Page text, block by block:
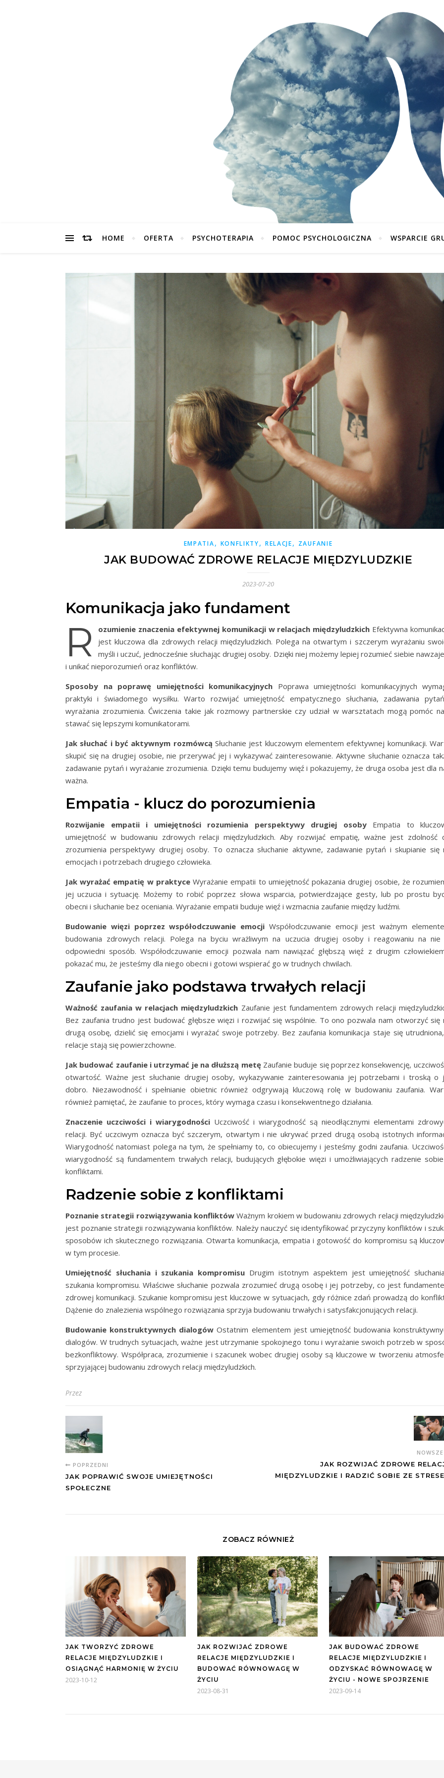
Wsparcie psychoterapeuty
HOME OFERTA PSYCHOTERAPIA POMOC PSYCHOLOGICZNA WSPARCIE
EMPATIA, KONFLIKTY, RELACJE, ZAUFANIE
JAK BUDOWAĆ ZDROWE RELACJE MIĘDZYLUDZKIE
2023-07-20
Komunikacja jako fundament
R ozumienie znaczenia efektywnej komunikacji w relacjach międzyludzkich Efektywna
jest kluczowa dla zdrowych relacji międzyludzkich. Polega na otwartym i szczerym wyrażaniu
myśli i uczuć, jednocześnie słuchając drugiej osoby. Dzięki niej możemy lepiej rozumieć siebie
i unikać nieporozumień oraz konfliktów.
Sposoby na poprawę umiejętności komunikacyjnych Poprawa umiejętności komunikacyjnych
praktyki i świadomego wysiłku. Warto rozwijać umiejętność empatycznego słuchania, zadawania
wyrażania zrozumienia. Ćwiczenia takie jak rozmowy partnerskie czy udział w warsztatach mogą pomóc
stawać się lepszymi komunikatorami.
Jak słuchać i być aktywnym rozmówcą Słuchanie jest kluczowym elementem efektywnej komunikacji.
skupić się na drugiej osobie, nie przerywać jej i wykazywać zainteresowanie. Aktywne słuchanie oznacza
zadawanie pytań i wyrażanie zrozumienia. Dzięki temu budujemy więź i pokazujemy, że druga osoba jest dla
ważna.
Empatia - klucz do porozumienia
Rozwijanie empatii i umiejętności rozumienia perspektywy drugiej osobyEmpatia to
umiejętność w budowaniu zdrowych relacji międzyludzkich. Aby rozwijać empatię, ważne jest zdolność
zrozumienia perspektywy drugiej osoby. To oznacza słuchanie aktywne, zadawanie pytań i skupianie się
emocjach i potrzebach drugiego człowieka.
Jak wyrażać empatię w praktyceWyrażanie empatii to umiejętność pokazania drugiej osobie, że
jej uczucia i sytuację. Możemy to robić poprzez słowa wsparcia, potwierdzające gesty, lub po prostu
obecni i słuchanie bez oceniania. Wyrażanie empatii buduje więź i wzmacnia zaufanie między ludźmi.
Budowanie więzi poprzez współodczuwanie emocji Współodczuwanie emocji jest ważnym
budowania zdrowych relacji. Polega na byciu wrażliwym na uczucia drugiej osoby i reagowaniu na
odpowiedni sposób. Współodczuwanie emocji pozwala nam nawiązać głębszą więź z drugim
pokazać mu, że jesteśmy dla niego obecni i gotowi wspierać go w trudnych chwilach.
Zaufanie jako podstawa trwałych relacji
Ważność zaufania w relacjach międzyludzkich Zaufanie jest fundamentem zdrowych relacji
Bez zaufania trudno jest budować głębsze więzi i rozwijać się wspólnie. To ono pozwala nam otworzyć się
drugą osobę, dzielić się emocjami i wyrażać swoje potrzeby. Bez zaufania komunikacja staje się
relacje stają się powierzchowne.
Jak budować zaufanie i utrzymać je na dłuższą metęZaufanie buduje się poprzez konsekwencję,
otwartość. Ważne jest słuchanie drugiej osoby, wykazywanie zainteresowania jej potrzebami i troską o
dobro. Niezawodność i spełnianie obietnic również odgrywają kluczową rolę w budowaniu zaufania.
również pamiętać, że zaufanie to proces, który wymaga czasu i konsekwentnego działania.
Znaczenie uczciwości i wiarygodności Uczciwość i wiarygodność są nieodłącznymi elementami
relacji. Być uczciwym oznacza być szczerym, otwartym i nie ukrywać przed drugą osobą istotnych
Wiarygodność natomiast polega na tym, że spełniamy to, co obiecujemy i jesteśmy godni zaufania.
wiarygodność są fundamentem trwałych relacji, budujących głębokie więzi i umożliwiających radzenie
konfliktami.
Radzenie sobie z konfliktami
Poznanie strategii rozwiązywania konfliktówWażnym krokiem w budowaniu zdrowych relacji
jest poznanie strategii rozwiązywania konfliktów. Należy nauczyć się identyfikować przyczyny konfliktów i
sposobów ich skutecznego rozwiązania. Otwarta komunikacja, empatia i gotowość do kompromisu są
w tym procesie.
Umiejętność słuchania i szukania kompromisu Drugim istotnym aspektem jest umiejętność
szukania kompromisu. Właściwe słuchanie pozwala zrozumieć drugą osobę i jej potrzeby, co jest
zdrowej komunikacji. Szukanie kompromisu jest kluczowe w sytuacjach, gdy różnice zdań prowadzą do
Dążenie do znalezienia wspólnego rozwiązania sprzyja budowaniu trwałych i satysfakcjonujących relacji.
Budowanie konstruktywnych dialogów Ostatnim elementem jest umiejętność budowania
dialogów. W trudnych sytuacjach, ważne jest utrzymanie spokojnego tonu i wyrażanie swoich potrzeb w
bezkonfliktowy. Współpraca, zrozumienie i szacunek wobec drugiej osoby są kluczowe w tworzeniu
sprzyjającej budowaniu zdrowych relacji międzyludzkich.
Przez
POPRZEDNI
JAK POPRAWIĆ SWOJE UMIEJĘTNOŚCI
SPOŁECZNE
NOWSZE
JAK ROZWIJAĆ ZDROWE
MIĘDZYLUDZKIE I RADZIĆ SOBIE ZE
ZOBACZ RÓWNIEŻ
JAK TWORZYĆ ZDROWE
RELACJE MIĘDZYLUDZKIE I
OSIĄGNĄĆ HARMONIĘ W ŻYCIU
2023-10-12
JAK ROZWIJAĆ ZDROWE
RELACJE MIĘDZYLUDZKIE I
BUDOWAĆ RÓWNOWAGĘ W
ŻYCIU
2023-08-31
JAK BUDOWAĆ ZDROWE
RELACJE MIĘDZYLUDZKIE I
ODZYSKAĆ RÓWNOWAGĘ W
ŻYCIU - NOWE SPOJRZENIE
2023-09-14